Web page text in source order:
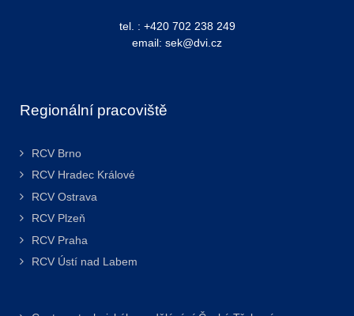
tel. : +420 702 238 249
email: sek@dvi.cz
Regionální pracoviště
RCV Brno
RCV Hradec Králové
RCV Ostrava
RCV Plzeň
RCV Praha
RCV Ústí nad Labem